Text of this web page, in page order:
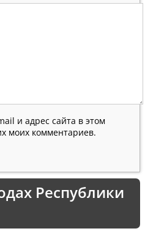
и адрес сайта в этом
моих комментариев.
Республики